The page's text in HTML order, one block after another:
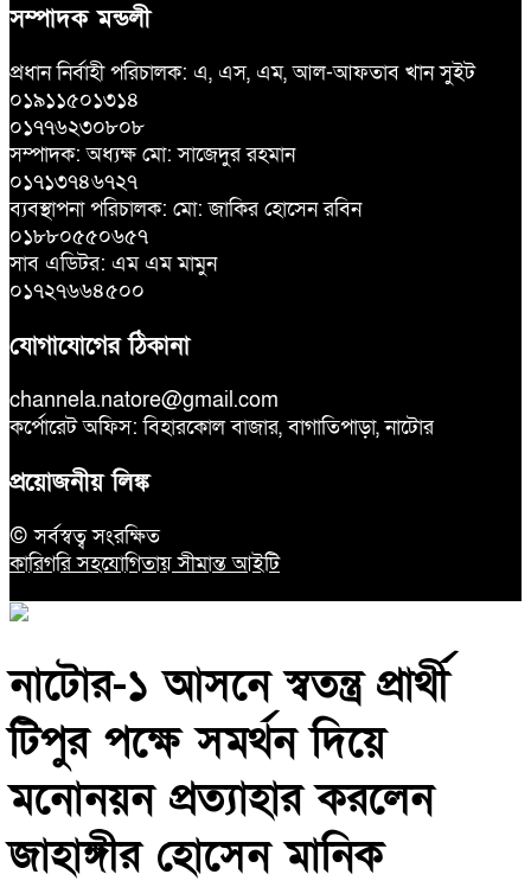
সম্পাদক মন্ডলী
প্রধান নির্বাহী পরিচালক: এ, এস, এম, আল-আফতাব খান সুইট
০১৯১১৫০১৩১৪
০১৭৭৬২৩০৮০৮
সম্পাদক: অধ্যক্ষ মো: সাজেদুর রহমান
০১৭১৩৭৪৬৭২৭
ব্যবস্থাপনা পরিচালক: মো: জাকির হোসেন রবিন
০১৮৮০৫৫০৬৫৭
সাব এডিটর: এম এম মামুন
০১৭২৭৬৬৪৫০০
যোগাযোগের ঠিকানা
channela.natore@gmail.com
কর্পোরেট অফিস: বিহারকোল বাজার, বাগাতিপাড়া, নাটোর
প্রয়োজনীয় লিঙ্ক
© সর্বস্বত্ব সংরক্ষিত
কারিগরি সহযোগিতায় সীমান্ত আইটি
নাটোর-১ আসনে স্বতন্ত্র প্রার্থী
টিপুর পক্ষে সমর্থন দিয়ে
মনোনয়ন প্রত্যাহার করলেন
জাহাঙ্গীর হোসেন মানিক